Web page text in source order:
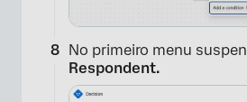
No primeiro menu
Respondent.